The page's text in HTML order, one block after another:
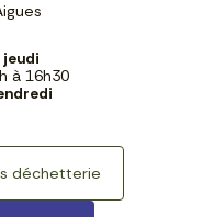
jeudi
à 16h30
déchetterie